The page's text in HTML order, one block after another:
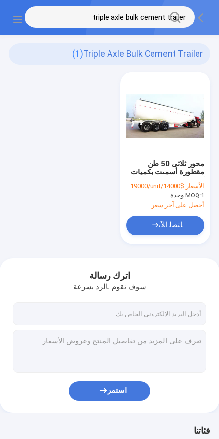
Triple Axle Bulk Cement Trailer
(1)
محور ثلاثى 50 طن
مقطورة أسمنت بكميات
كبيرة ، نصف مقطورة
أسمنت بكميات كبيرة
الأسعار:$14000/unit-$19000/unit
MOQ:1 وحدة
أحصل على آخر سعر
ﺎﺘﺼﻟ ﺍﻶﻧ
اترك رسالة
سوف نقوم بالرد بسرعة
استمر
فئاتنا